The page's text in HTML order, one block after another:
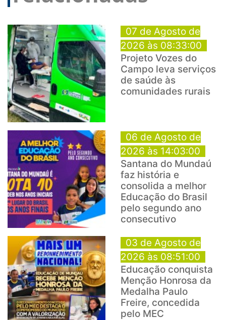
07 de Agosto de
2026 às 08:33:00
Projeto Vozes do
Campo leva serviços
de saúde às
comunidades rurais
06 de Agosto de
2026 às 14:03:00
Santana do Mundaú
faz história e
consolida a melhor
Educação do Brasil
pelo segundo ano
consecutivo
03 de Agosto de
2026 às 08:51:00
Educação conquista
Menção Honrosa da
Medalha Paulo
Freire, concedida
pelo MEC